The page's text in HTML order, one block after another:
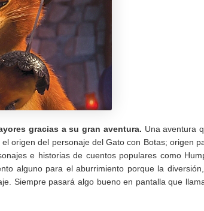
gracias a su gran aventura. Una aventura
el origen del personaje del Gato con Botas; origen
e historias de cuentos populares como
alguno para el aburrimiento porque la
Siempre pasará algo bueno en pantalla que